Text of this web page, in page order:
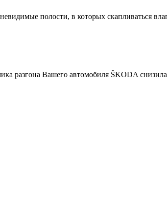
полости, в которых скапливаться
разгона Вашего автомобиля ŠKODA